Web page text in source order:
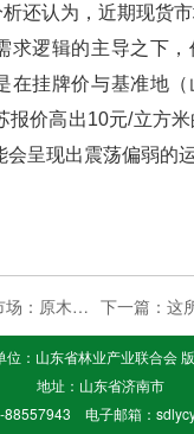
认为，近期现货市
求逻辑的主导之下
在挂牌价与基准地
报价高出10元/立方
呈现出震荡偏弱的运
材进口量跌价涨 下一篇： 这所大
位：山东省林业产业联合会
地址：山东省济南市
88557943 电子邮箱：